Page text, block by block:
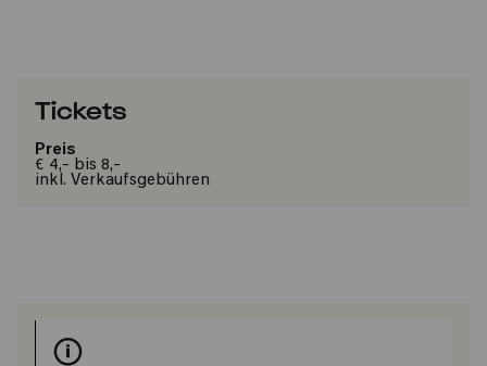
Tickets
Preis
€ 4,- bis 8,-
inkl. Verkaufsgebühren